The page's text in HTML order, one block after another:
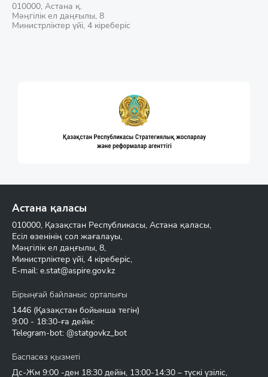
010000, Астана қ.
Мәңгілік ел даңғылы, 8
Министрліктер үйі, 4 кіреберіс
Астана қаласы
010000, Қазақстан Республикасы, Астана қаласы,
Есіл өзенінің сол жағалауы,
Мәңгілік ел даңғылы, 8,
Министрліктер үйі, 4 кіреберіс,
E-mail: e.stat@aspire.gov.kz
Бірыңғай байланыс орталығы
1446 (Қазақстан бойынша тегін)
9:00 - 18:30-ға дейін:
Telegram-bot: @statgovkz_bot
Баспасөз қызметі
Дс-Жм 9:00 -ден 18:30 дейін, 13:00-14:30 – түскі үзіліс,